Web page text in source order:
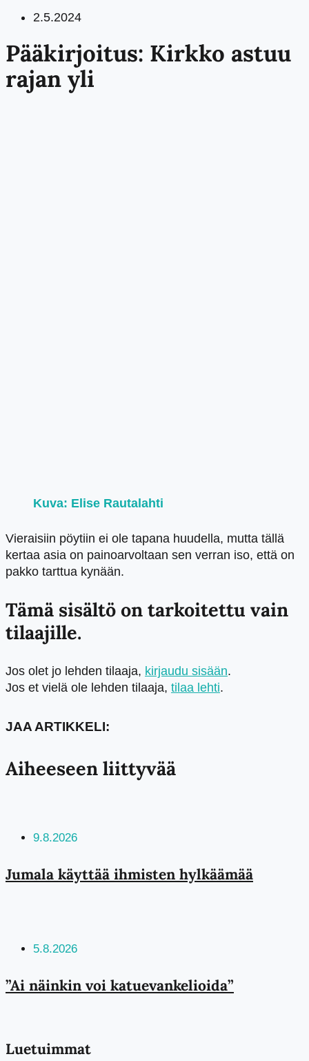
2.5.2024
Pääkirjoitus: Kirkko astuu
rajan yli
Kuva: Elise Rautalahti
Vieraisiin pöytiin ei ole tapana huudella, mutta tällä
kertaa asia on painoarvoltaan sen verran iso, että on
pakko tarttua kynään.
Tämä sisältö on tarkoitettu vain
tilaajille.
Jos olet jo lehden tilaaja, kirjaudu sisään.
Jos et vielä ole lehden tilaaja, tilaa lehti.
JAA ARTIKKELI:
Aiheeseen liittyvää
9.8.2026
Jumala käyttää ihmisten hylkäämää
5.8.2026
”Ai näinkin voi katuevankelioida”
Luetuimmat